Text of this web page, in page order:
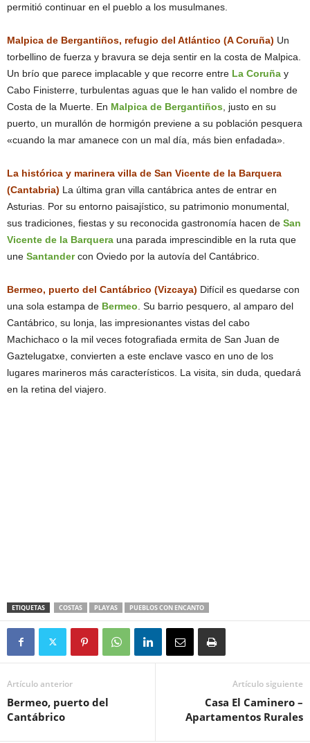
permitió continuar en el pueblo a los musulmanes.
Malpica de Bergantiños, refugio del Atlántico (A Coruña) Un
torbellino de fuerza y bravura se deja sentir en la costa de Malpica.
Un brío que parece implacable y que recorre entre La Coruña y
Cabo Finisterre, turbulentas aguas que le han valido el nombre de
Costa de la Muerte. En Malpica de Bergantiños , justo en su
puerto, un murallón de hormigón previene a su población pesquera
«cuando la mar amanece con un mal día, más bien enfadada».
La histórica y marinera villa de San Vicente de la Barquera
(Cantabria) La última gran villa cantábrica antes de entrar en
Asturias. Por su entorno paisajístico, su patrimonio monumental,
sus tradiciones, fiestas y su reconocida gastronomía hacen de San
Vicente de la Barquera una parada imprescindible en la ruta que
une Santandercon Oviedo por la autovía del Cantábrico.
Bermeo, puerto del Cantábrico (Vizcaya) Difícil es quedarse con
una sola estampa de Bermeo . Su barrio pesquero, al amparo del
Cantábrico, su lonja, las impresionantes vistas del cabo
Machichaco o la mil veces fotografiada ermita de San Juan de
Gaztelugatxe, convierten a este enclave vasco en uno de los
lugares marineros más característicos. La visita, sin duda, quedará
en la retina del viajero.
ETIQUETAS COSTAS PLAYAS PUEBLOS CON ENCANTO
Artículo anterior
Bermeo, puerto del
Cantábrico
Artículo siguiente
Casa El Caminero –
Apartamentos Rurales